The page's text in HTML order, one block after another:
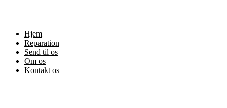
Hjem
Reparation
Send til os
Om os
Kontakt os